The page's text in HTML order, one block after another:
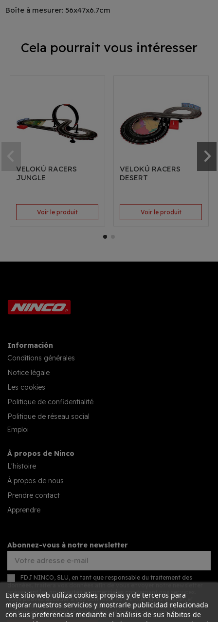
Boîte à mesurer: 56x47x6.7cm
Cela pourrait vous intéresser
VELOKÚ RACERS
JUNGLE
Voir le produit
VELOKÚ RACERS
DESERT
Voir le produit
Información
Conditions générales
Notice légale
Les cookies
Politique de confidentialité
Politique de réseau social
Emploi
À propos de Ninco
L'histoire
À propos de nous
Prendre contact
Apprendre
Abonnez-vous à notre newsletter
FDJ NINCO, SLU, en tant que responsable du traitement des
présentant les nouveautés commerciales concernant nos services.
Vous pouvez accéder à vos données, les rectifier et les effacer, et
exercer d'autres droits en consultant les informations détaillées sur la
protection des données dans notre politique de confidentialité.
Este sitio web utiliza cookies propias y de terceros para
mejorar nuestros servicios y mostrarle publicidad relacionada
con sus preferencias mediante el análisis de sus hábitos de